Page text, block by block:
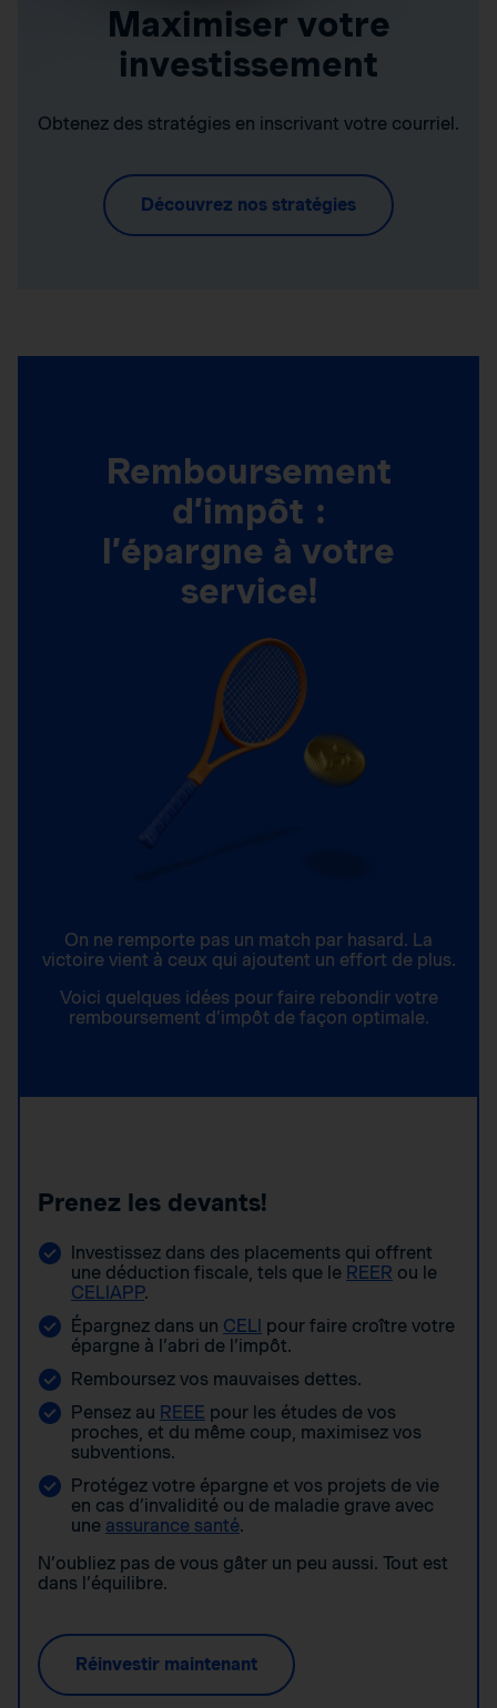
Maximiser votre
investissement
Obtenez des stratégies en inscrivant votre courriel.
Découvrez nos stratégies
Remboursement
d’impôt :
l’épargne à votre
service!
On ne remporte pas un match par hasard. La
victoire vient à ceux qui ajoutent un effort de plus.
Voici quelques idées pour faire rebondir votre
remboursement d’impôt de façon optimale.
Prenez les devants!
Investissez dans des placements qui offrent
une déduction fiscale, tels que le REER ou le
CELIAPP.
Épargnez dans un CELI pour faire croître votre
épargne à l’abri de l’impôt.
Remboursez vos mauvaises dettes.
Pensez au REEE pour les études de vos
proches, et du même coup, maximisez vos
subventions.
Protégez votre épargne et vos projets de vie
en cas d’invalidité ou de maladie grave avec
une assurance santé.
N’oubliez pas de vous gâter un peu aussi. Tout est
dans l’équilibre.
Réinvestir maintenant